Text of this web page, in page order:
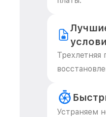
Трехлетняя
Устраняем